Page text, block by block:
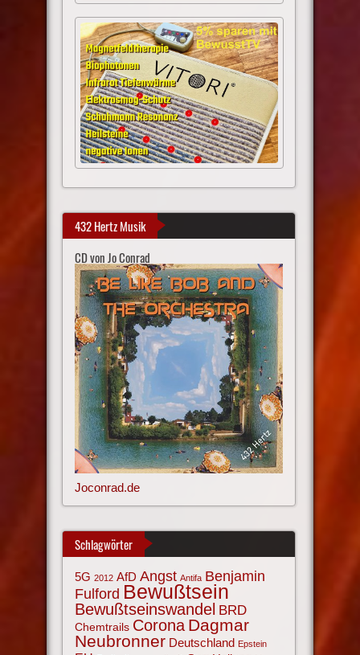
432 Hertz Musik
CD von Jo Conrad
Joconrad.de
Schlagwörter
5G 2012 AfD Angst Antifa Benjamin
Fulford Bewußtsein
Bewußtseinswandel BRD
Chemtrails Corona Dagmar
Neubronner Deutschland Epstein